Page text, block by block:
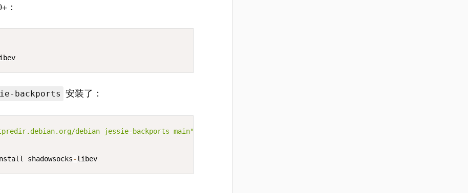
：
backports 安装了：
debian jessie-backports main" > /etc/apt/sources.list.d/jessie-backports.list'
shadowsocks-libev